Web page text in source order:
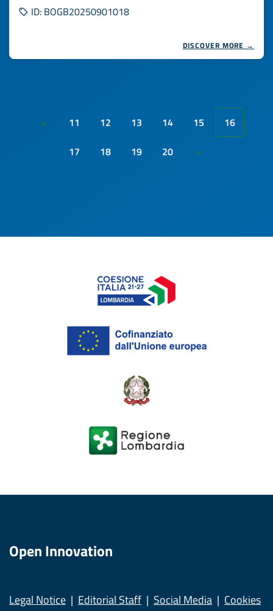
ID: BOGB20250901018
DISCOVER MORE →
« 11 12 13 14 15
16
17
18 19 20 »
Open Innovation
Legal Notice Editorial Staff Social Media Cookies